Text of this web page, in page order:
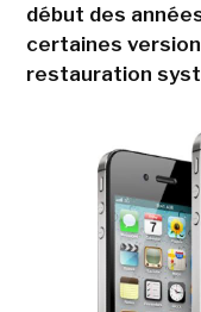
début des
certaines
restauration